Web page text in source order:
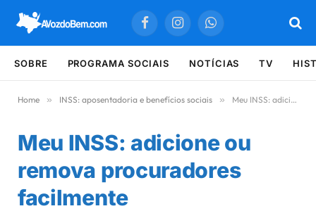
FacebookInstagramWhatsApp
SOBRE PROGRAMA SOCIAIS NOTÍCIAS TV
Home » INSS: aposentadoria e benefícios sociais » Meu INSS: adicione ou remova procuradores facilmente
Meu INSS: adicione ou
remova procuradores
facilmente